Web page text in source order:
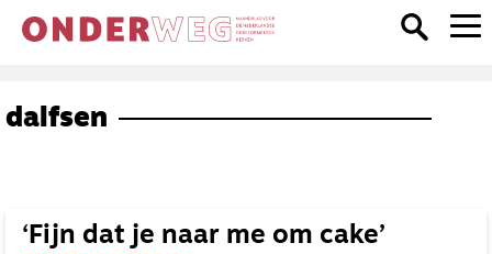
dalfsen
‘Fijn dat je naar me om cake’